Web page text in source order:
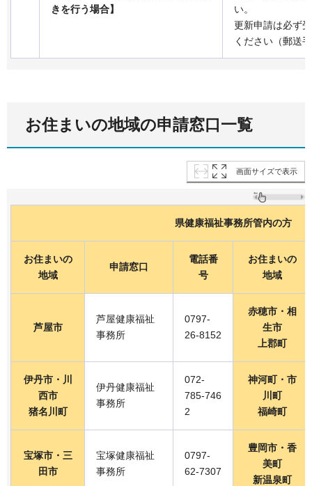
きを行う場合】
い。
更新申請は必ず
ください（郵送
お住まいの地域の申請窓口一覧
画面サイズで表示
県健康福祉事務所管内の方
お住まいの
地域
申請窓口
電話番
号
お住まいの
地域
芦屋市
芦屋健康福祉
事務所
0797-
26-8152
赤穂市・相
生市
上郡町
伊丹市・川
西市
猪名川町
伊丹健康福祉
事務所
072-
785-746
2
神河町・市
川町
福崎町
宝塚市・三
田市
宝塚健康福祉
事務所
0797-
62-7307
豊岡市・香
美町
新温泉町